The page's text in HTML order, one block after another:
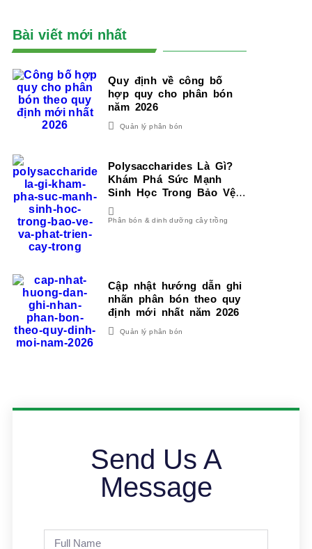
Bài viết mới nhất
Quy định về công bố
hợp quy cho phân bón
năm 2026
Quản lý phân bón
Polysaccharides Là Gì?
Khám Phá Sức Mạnh
Sinh Học Trong Bảo Vệ
Và Phát Triển Cây Trồng
Phân bón & dinh dưỡng cây trồng
Cập nhật hướng dẫn ghi
nhãn phân bón theo quy
định mới nhất năm 2026
Quản lý phân bón
Send Us A
Message